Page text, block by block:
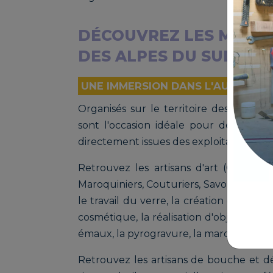
DÉCOUVREZ LES
DES ALPES DU SUD EN
UNE IMMERSION DANS
Organisés sur le territoire des Alpes-
sont l'occasion idéale pour découvrir
directement issues des exploitations
Retrouvez les artisans d'art
Maroquiniers, Couturiers, Savonniers)
le travail du verre, la création de
cosmétique, la réalisation d'objets au
émaux, la pyrogravure, la marqueterie
Retrouvez les artisans de bouche et